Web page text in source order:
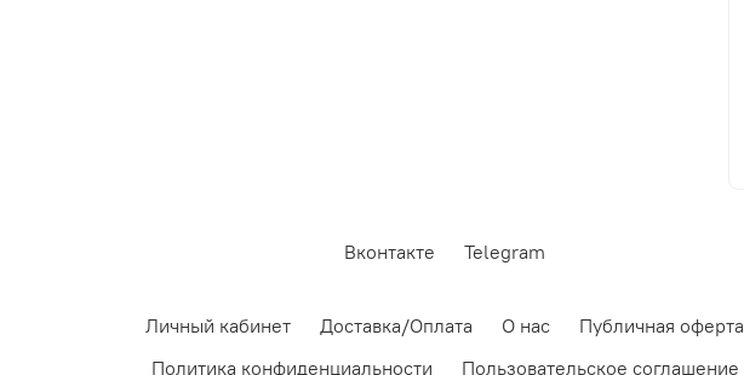
Вконтакте Telegram
Личный кабинет Доставка/Оплата О нас
Публичная оферта
Политика конфиденциальности
Пользовательское соглашение